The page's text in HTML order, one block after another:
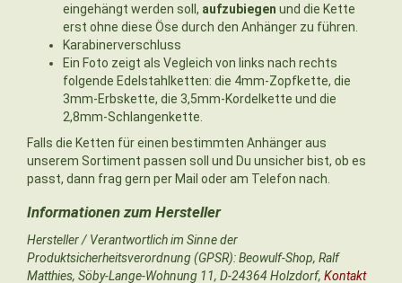
eingehängt werden soll, aufzubiegen und die Kette
erst ohne diese Öse durch den Anhänger zu führen.
Karabinerverschluss
Ein Foto zeigt als Vegleich von links nach rechts
folgende Edelstahlketten: die 4mm-Zopfkette, die
3mm-Erbskette, die 3,5mm-Kordelkette und die
2,8mm-Schlangenkette.
Falls die Ketten für einen bestimmten Anhänger aus
unserem Sortiment passen soll und Du unsicher bist, ob es
passt, dann frag gern per Mail oder am Telefon nach.
Hersteller / Verantwortlich im Sinne der
Produktsicherheitsverordnung (GPSR): Beowulf-Shop, Ralf
Matthies, Söby-Lange-Wohnung 11, D-24364 Holzdorf, Kontakt